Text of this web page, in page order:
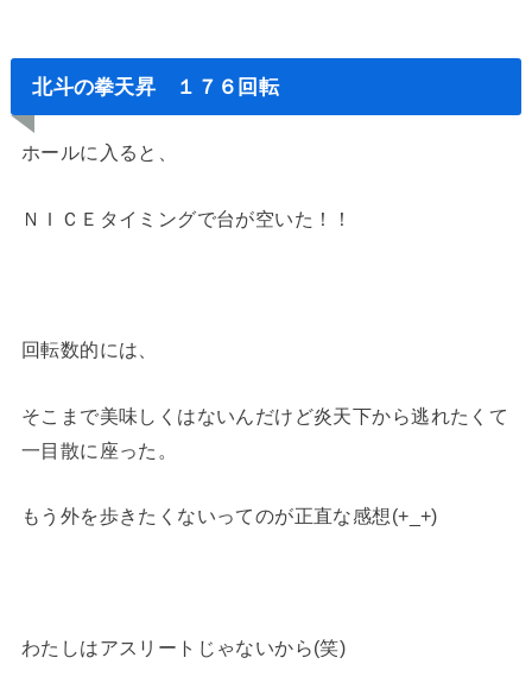
北斗の拳天昇 １７６回転
ホールに入ると、
ＮＩＣＥタイミングで台が空いた！！
回転数的には、
そこまで美味しくはないんだけど炎天下から逃れたくて
一目散に座った。
もう外を歩きたくないってのが正直な感想(+_+)
わたしはアスリートじゃないから(笑)